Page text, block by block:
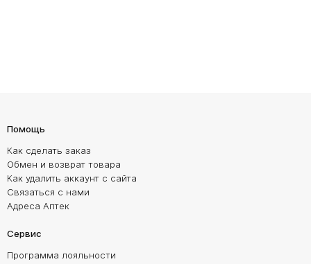
Помощь
Как сделать заказ
Обмен и возврат товара
Как удалить аккаунт с сайта
Связаться с нами
Адреса Аптек
Сервис
Программа лояльности